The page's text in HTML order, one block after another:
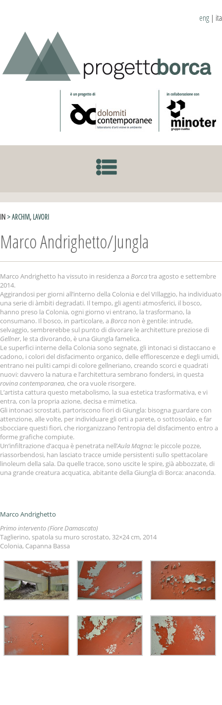
eng | ita
IN > ARCHIVI, LAVORI
Marco Andrighetto/Jungla
Marco Andrighetto ha vissuto in residenza a Borcatra agosto e settembre
2014.
Aggirandosi per giorni all’interno della Colonia e del VIllaggio, ha individuato
una serie di àmbiti degradati. Il tempo, gli agenti atmosferici, il bosco,
hanno preso la Colonia, ogni giorno vi entrano, la trasformano, la
consumano. Il bosco, in particolare, a Borca non è gentile: intrude,
selvaggio, sembrerebbe sul punto di divorare le architetture preziose di
Gellner, le sta divorando, è una Giungla famelica.
Le superfici interne della Colonia sono segnate, gli intonaci si distaccano e
cadono, i colori del disfacimento organico, delle efflorescenze e degli umidi,
entrano nei puliti campi di colore gellneriano, creando scorci e quadrati
nuovi: davvero la natura e l’architettura sembrano fondersi, in questa
rovina contemporanea, che ora vuole risorgere.
L’artista cattura questo metabolismo, la sua estetica trasformativa, e vi
entra, con la propria azione, decisa e mimetica.
Gli intonaci scrostati, partoriscono fiori di Giungla: bisogna guardare con
attenzione, alle volte, per individuare gli orti a parete, o sottosolaio, e far
sbocciare questi fiori, che riorganizzano l’entropia del disfacimento entro a
forme grafiche compiute.
Un’infiltrazione d’acqua è penetrata nell’Aula Magna: le piccole pozze,
riassorbendosi, han lasciato tracce umide persistenti sullo spettacolare
linoleum della sala. Da quelle tracce, sono uscite le spire, già abbozzate, di
una grande creatura acquatica, abitante della Giungla di Borca: anaconda.
Marco Andrighetto
Primo intervento (Fiore Damascato)
Taglierino, spatola su muro scrostato, 32×24 cm, 2014
Colonia, Capanna Bassa